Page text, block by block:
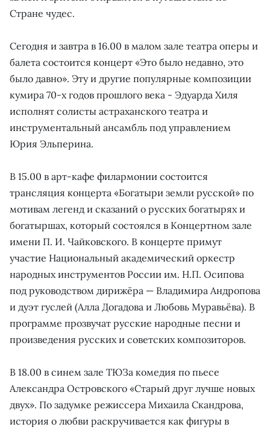
Стране чудес.
Сегодня и завтра в 16.00 в малом зале театра оперы и
балета состоится концерт «Это было недавно, это
было давно». Эту и другие популярные композиции
кумира 70-х годов прошлого века - Эдуарда Хиля
исполнят солисты астраханского театра и
инструментальный ансамбль под управлением
Юрия Эльперина.
В 15.00 в арт-кафе филармонии состоится
трансляция концерта «Богатыри земли русской» по
мотивам легенд и сказаний о русских богатырях и
богатыршах, который состоялся в Концертном зале
имени П. И. Чайковского. В концерте примут
участие Национальный академический оркестр
народных инструментов России им. Н.П. Осипова
под руководством дирижёра — Владимира Андропова
и дуэт гуслей (Алла Догадова и Любовь Муравьёва). В
программе прозвучат русские народные песни и
произведения русских и советских композиторов.
В 18.00 в синем зале ТЮЗа комедия по пьесе
Александра Островского «Старый друг лучше новых
двух». По задумке режиссера Михаила Скандрова,
история о любви раскручивается как фигуры в